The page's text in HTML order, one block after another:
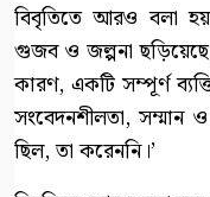
বিবৃতিতে আরও বলা
গুজব ও জল্পনা ছড়িয়েছে,
কারণ, একটি সম্পূর্ণ
সংবেদনশীলতা, সম্মান
ছিল, তা করেননি।’